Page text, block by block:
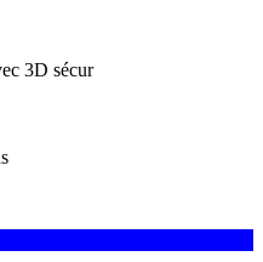
3D sécur